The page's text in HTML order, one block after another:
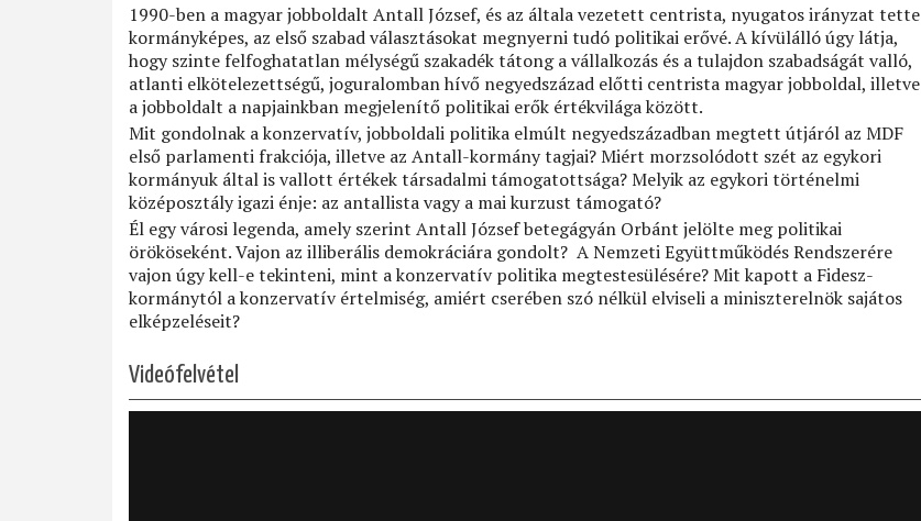
1990-ben a magyar jobboldalt Antall József, és az általa vezetett centrista, nyugatos irányzat tette
kormányképes, az első szabad választásokat megnyerni tudó politikai erővé. A kívülálló úgy látja,
hogy szinte felfoghatatlan mélységű szakadék tátong a vállalkozás és a tulajdon szabadságát valló,
atlanti elkötelezettségű, joguralomban hívő negyedszázad előtti centrista magyar jobboldal, illetve
a jobboldalt a napjainkban megjelenítő politikai erők értékvilága között.
Mit gondolnak a konzervatív, jobboldali politika elmúlt negyedszázadban megtett útjáról az MDF
első parlamenti frakciója, illetve az Antall-kormány tagjai? Miért morzsolódott szét az egykori
kormányuk által is vallott értékek társadalmi támogatottsága? Melyik az egykori történelmi
középosztály igazi énje: az antallista vagy a mai kurzust támogató?
Él egy városi legenda, amely szerint Antall József betegágyán Orbánt jelölte meg politikai
örököseként. Vajon az illiberális demokráciára gondolt? A Nemzeti Együttműködés Rendszerére
vajon úgy kell-e tekinteni, mint a konzervatív politika megtestesülésére? Mit kapott a Fidesz-
kormánytól a konzervatív értelmiség, amiért cserében szó nélkül elviseli a miniszterelnök sajátos
elképzeléseit?
Videófelvétel